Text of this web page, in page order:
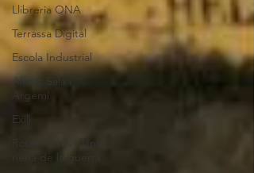
Llibreria ONA
Terrassa Digital
Escola Industrial
Alfons Sala i
Argemí
Exili
Roser Rosés - Una
nena de la guerra